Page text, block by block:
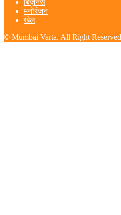
बिज़नस
मनोरंजन
खेल
© Mumbai Varta. All Right Reserved